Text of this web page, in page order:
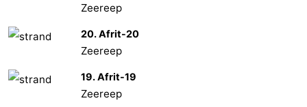
Zeereep
20. Afrit-20
Zeereep
19. Afrit-19
Zeereep